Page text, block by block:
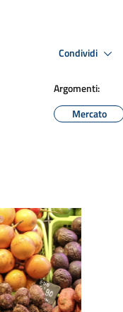
Condividi
Argomenti:
Mercato